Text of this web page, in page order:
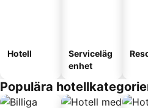
Hotell
Serviceläg
enhet
Populära